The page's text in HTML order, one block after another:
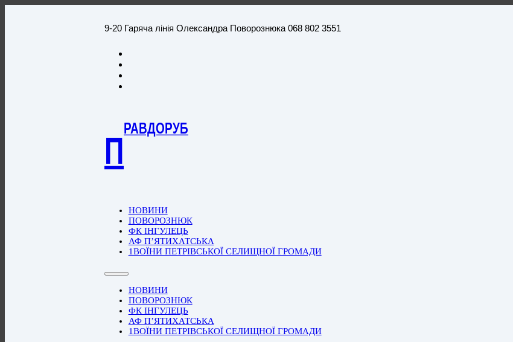
9-20 Гаряча лінія Олександра Поворознюка 068 802 3551
П
РАВДОРУБ
НОВИНИ
ПОВОРОЗНЮК
ФК ІНГУЛЕЦЬ
АФ П’ЯТИХАТСЬКА
1ВОЇНИ ПЕТРІВСЬКОЇ СЕЛИЩНОЇ ГРОМАДИ
НОВИНИ
ПОВОРОЗНЮК
ФК ІНГУЛЕЦЬ
АФ П’ЯТИХАТСЬКА
1ВОЇНИ ПЕТРІВСЬКОЇ СЕЛИЩНОЇ ГРОМАДИ